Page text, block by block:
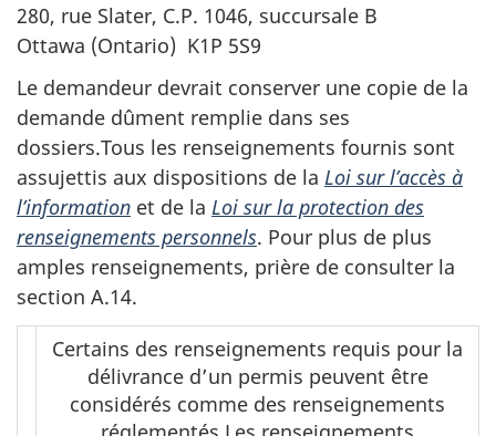
280, rue Slater, C.P. 1046, succursale B
Ottawa (Ontario) K1P 5S9
Le demandeur devrait conserver une copie de la
demande dûment remplie dans ses
dossiers.Tous les renseignements fournis sont
assujettis aux dispositions de la Loi sur l’accès à
l’information et de la Loi sur la protection des
renseignements personnels. Pour plus de plus
amples renseignements, prière de consulter la
section A.14.
Certains des renseignements requis pour la
délivrance d’un permis peuvent être
considérés comme des renseignements